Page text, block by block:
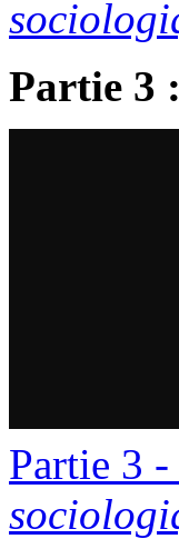
Partie 3
Partie 3